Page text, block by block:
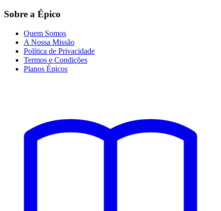
Sobre a Épico
Quem Somos
A Nossa Missão
Política de Privacidade
Termos e Condições
Planos Épicos